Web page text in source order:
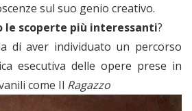
sul suo genio creativo.
le scoperte più interessanti?
di aver individuato un percorso
esecutiva delle opere prese in
come Il Ragazzo